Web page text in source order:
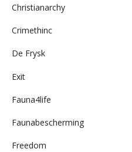
Christianarchy
Crimethinc
De Frysk
Exit
Fauna4life
Faunabescherming
Freedom